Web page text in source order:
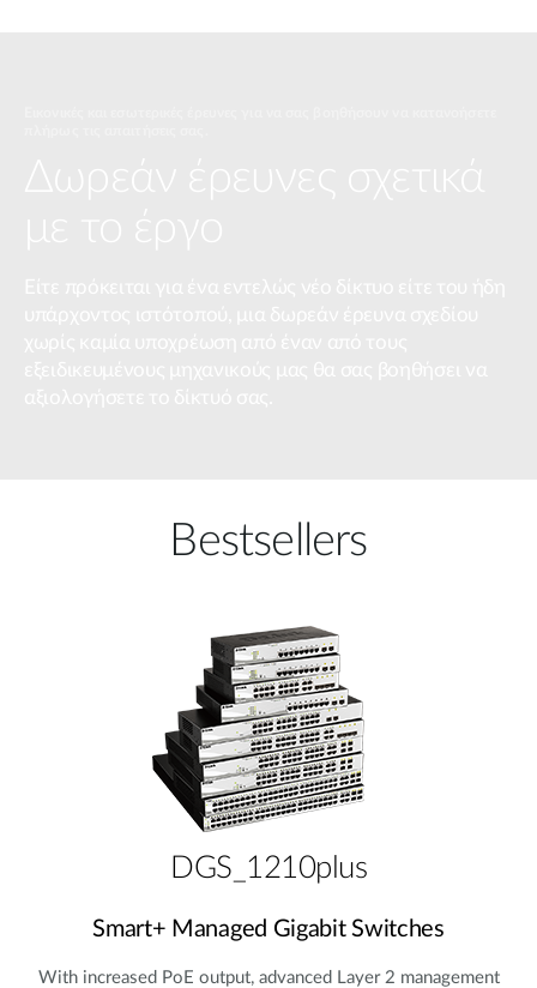
Bestsellers
DGS_1210plus
Smart+ Managed Gigabit Switches
With increased PoE output, advanced Layer 2 management